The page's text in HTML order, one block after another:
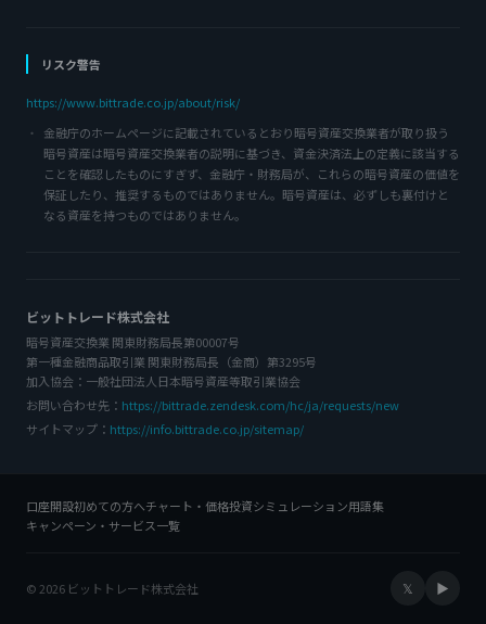
リスク警告
https://www.bittrade.co.jp/about/risk/
金融庁のホームページに記載されているとおり暗号資産交換業者が取り扱う
暗号資産は暗号資産交換業者の説明に基づき、資金決済法上の定義に該当する
ことを確認したものにすぎず、金融庁・財務局が、これらの暗号資産の価値を
保証したり、推奨するものではありません。暗号資産は、必ずしも裏付けと
なる資産を持つものではありません。
ビットトレード株式会社
暗号資産交換業 関東財務局長第00007号
第一種金融商品取引業 関東財務局長（金商）第3295号
加入協会：一般社団法人日本暗号資産等取引業協会
お問い合わせ先： https://bittrade.zendesk.com/hc/ja/requests/new
サイトマップ： https://info.bittrade.co.jp/sitemap/
口座開設初めての方へチャート・価格投資シミュレーション用語集
キャンペーン・サービス一覧
© 2026 ビットトレード株式会社 𝕏 ▶